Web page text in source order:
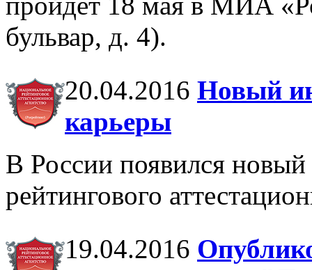
бульвар, д. 4).
20.04.2016 Новый
карьеры
В России появился новый
рейтингового
19.04.2016